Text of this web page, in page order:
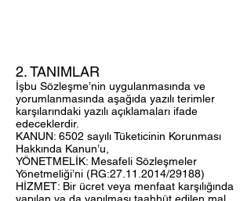
2. TANIMLAR
İşbu Sözleşme’nin uygulanmasında ve
yorumlanmasında aşağıda yazılı terimler
karşılarındaki yazılı açıklamaları ifade
edeceklerdir.
KANUN: 6502 sayılı Tüketicinin Korunması
Hakkında Kanun’u,
YÖNETMELİK: Mesafeli Sözleşmeler
Yönetmeliği’ni (RG:27.11.2014/29188)
HİZMET: Bir ücret veya menfaat karşılığında